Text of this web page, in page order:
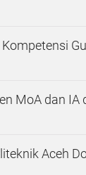
MoA dan
Aceh